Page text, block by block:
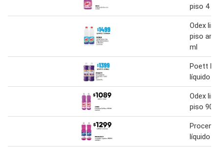
piso 4 l
Odex
piso
ml
Poett
líquido
Odex
piso 900
líquido